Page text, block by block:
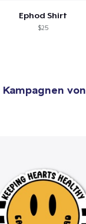
Ephod Shirt
$25
von